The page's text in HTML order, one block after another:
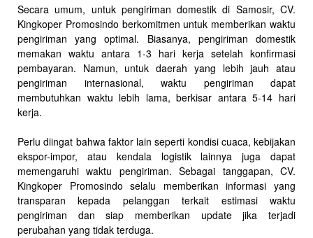
Secara umum, untuk pengiriman domestik di Samosir, CV.
Kingkoper Promosindo berkomitmen untuk memberikan waktu
pengiriman yang optimal. Biasanya, pengiriman domestik
memakan waktu antara 1-3 hari kerja setelah konfirmasi
pembayaran. Namun, untuk daerah yang lebih jauh atau
pengiriman internasional, waktu pengiriman dapat
membutuhkan waktu lebih lama, berkisar antara 5-14 hari
kerja.
Perlu diingat bahwa faktor lain seperti kondisi cuaca, kebijakan
ekspor-impor, atau kendala logistik lainnya juga dapat
memengaruhi waktu pengiriman. Sebagai tanggapan, CV.
Kingkoper Promosindo selalu memberikan informasi yang
transparan kepada pelanggan terkait estimasi waktu
pengiriman dan siap memberikan update jika terjadi
perubahan yang tidak terduga.